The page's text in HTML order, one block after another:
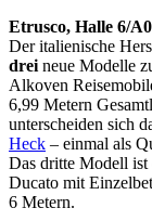
Etrusco, Halle 6/
Der italienische
drei neue Modelle
Alkoven
6,99 Metern
unterscheiden sich
Heck – einmal als
Das dritte Modell ist
Ducato mit
6 Metern.